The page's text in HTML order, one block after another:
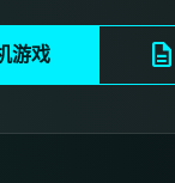
游戏 description